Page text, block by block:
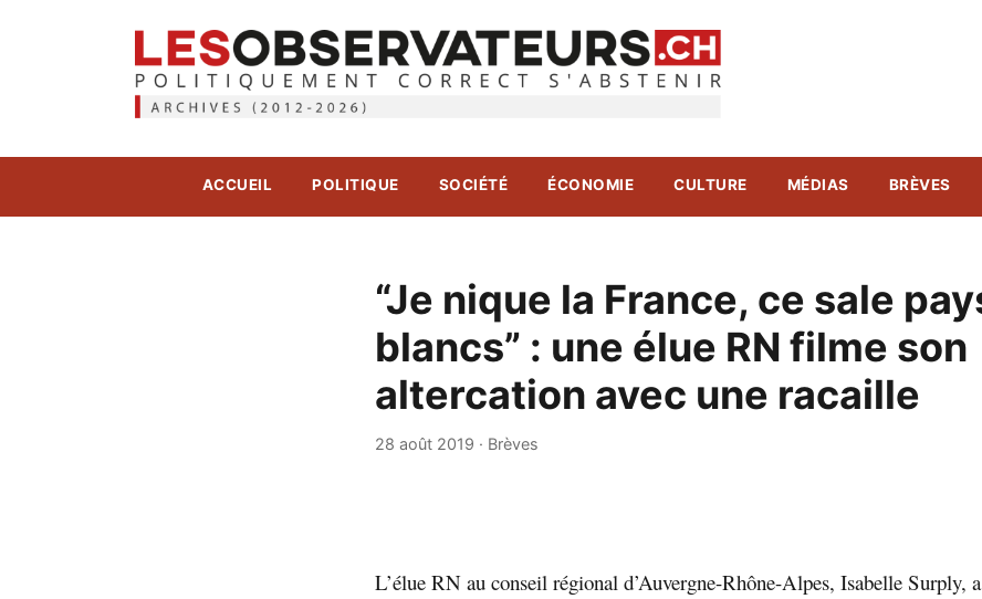
ACCUEIL POLITIQUE SOCIÉTÉ ÉCONOMIE CULTURE MÉDIAS BRÈVES
“Je nique la France, ce sale
blancs” : une élue RN filme son
altercation avec une racaille
28 août 2019 · Brèves
L’élue RN au conseil régional d’Auvergne-Rhône-Alpes, Isabelle Surply, a